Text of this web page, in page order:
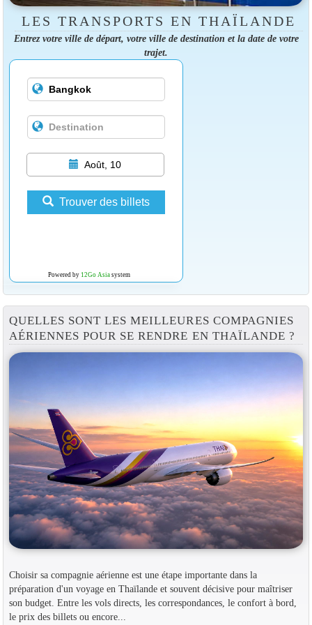
LES TRANSPORTS EN THAÏLANDE
Entrez votre ville de départ, votre ville de destination et la date de votre
trajet.
Août, 10
Trouver des billets
Powered by 12Go Asiasystem
QUELLES SONT LES MEILLEURES COMPAGNIES
AÉRIENNES POUR SE RENDRE EN THAÏLANDE ?
Choisir sa compagnie aérienne est une étape importante dans la
préparation d'un voyage en Thaïlande et souvent décisive pour maîtriser
son budget. Entre les vols directs, les correspondances, le confort à bord,
le prix des billets ou encore...